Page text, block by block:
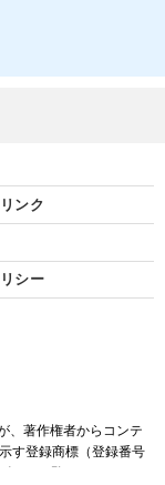
ンク
シー
、著作権者からコンテ
す登録商標（登録番号